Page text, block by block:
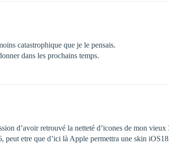
catastrophique que je le pensais.
dans les prochains temps.
d’avoir retrouvé la netteté d’icones de mon vieux
etre que d’ici là Apple permettra une skin